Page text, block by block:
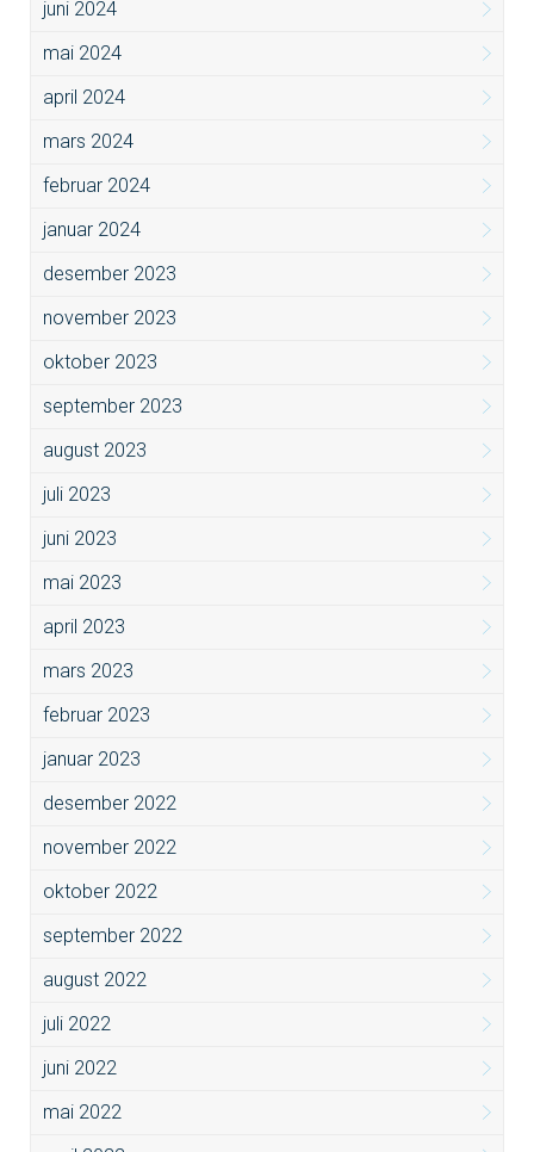
juni 2024
mai 2024
april 2024
mars 2024
februar 2024
januar 2024
desember 2023
november 2023
oktober 2023
september 2023
august 2023
juli 2023
juni 2023
mai 2023
april 2023
mars 2023
februar 2023
januar 2023
desember 2022
november 2022
oktober 2022
september 2022
august 2022
juli 2022
juni 2022
mai 2022